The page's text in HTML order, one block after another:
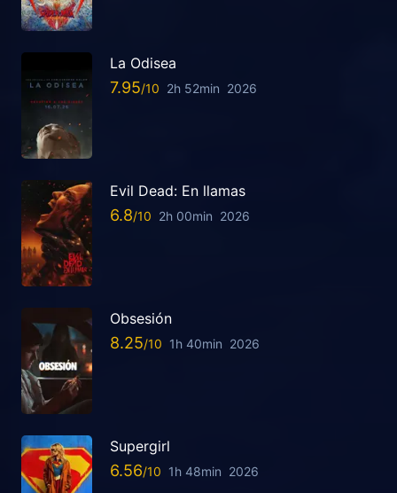
La Odisea
7.95 2h 52min 2026
Evil Dead: En llamas
6.8 2h 00min 2026
Obsesión
8.25 1h 40min 2026
Supergirl
6.56 1h 48min 2026